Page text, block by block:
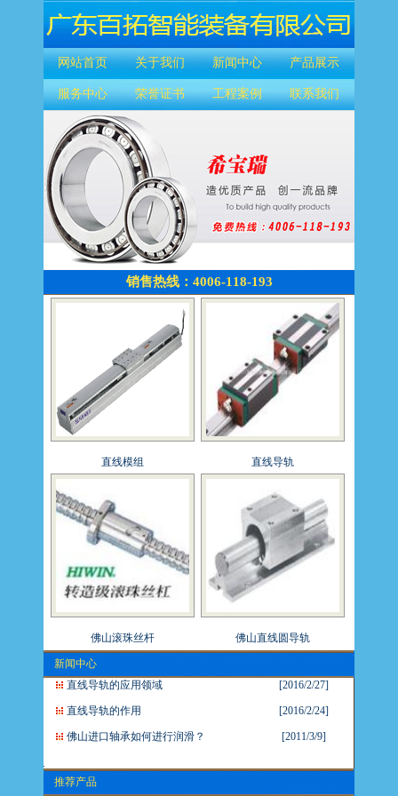
网站首页 关于我们 新闻中心 产品展示
服务中心 荣誉证书 工程案例 联系我们
销售热线：4006-118-193
直线模组 直线导轨
佛山滚珠丝杆 佛山直线圆导轨
新闻中心
直线导轨的应用领域
[2016/2/27]
直线导轨的作用 [2016/2/24]
佛山进口轴承如何进行润滑？ [2011/3/9]
推荐产品